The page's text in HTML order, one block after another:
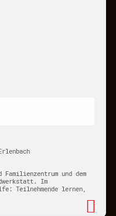
und dem
Im
Teilnehmende lernen,